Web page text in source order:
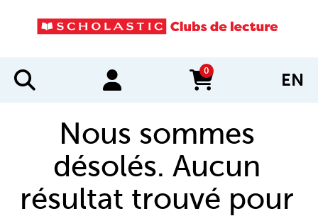
0
items in cart EN
Nous sommes
désolés. Aucun
résultat trouvé pour